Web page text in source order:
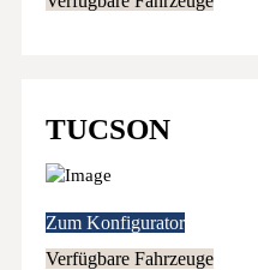
TUCSON
Zum Konfigurator
Verfügbare Fahrzeuge